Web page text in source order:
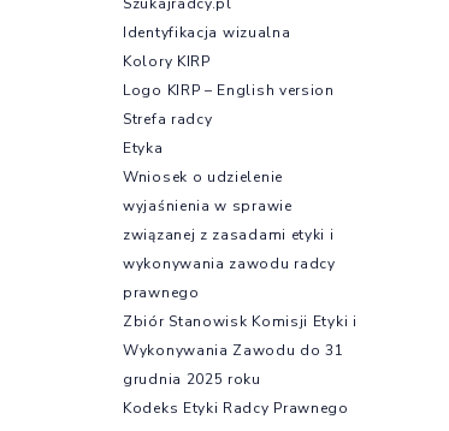
Identyfikacja wizualna
Kolory KIRP
Logo KIRP – English version
Strefa radcy
Etyka
Wniosek o udzielenie
wyjaśnienia w sprawie
związanej z zasadami etyki i
wykonywania zawodu radcy
prawnego
Zbiór Stanowisk Komisji Etyki i
Wykonywania Zawodu do 31
grudnia 2025 roku
Kodeks Etyki Radcy Prawnego